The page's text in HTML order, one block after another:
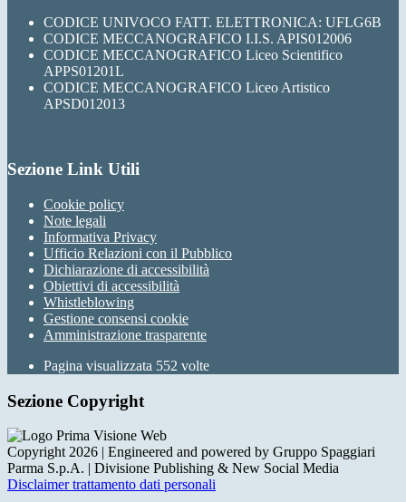
CODICE UNIVOCO FATT. ELETTRONICA: UFLG6B
CODICE MECCANOGRAFICO I.I.S. APIS012006
CODICE MECCANOGRAFICO Liceo Scientifico
APPS01201L
CODICE MECCANOGRAFICO Liceo Artistico
APSD012013
Sezione Link Utili
Cookie policy
Note legali
Informativa Privacy
Ufficio Relazioni con il Pubblico
Dichiarazione di accessibilità
Obiettivi di accessibilità
Whistleblowing
Gestione consensi cookie
Amministrazione trasparente
Pagina visualizzata 552 volte
Sezione Copyright
Copyright 2026 | Engineered and powered by Gruppo Spaggiari
Parma S.p.A. | Divisione Publishing & New Social Media
Disclaimer trattamento dati personali